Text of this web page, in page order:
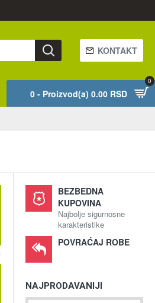
KONTAKT
0 - Proizvod(a) 0.00 RSD
0
BEZBEDNA
KUPOVINA
Najbolje sigurnosne
karakteristike
POVRAĆAJ ROBE
NAJPRODAVANIJI